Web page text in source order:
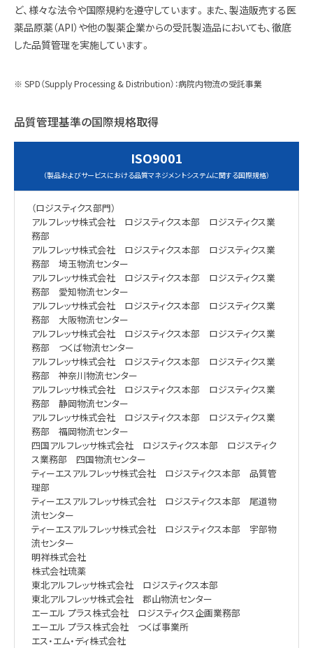
ど、様々な法令や国際規約を遵守しています。また、製造販売する医
薬品原薬（API）や他の製薬企業からの受託製造品においても、徹底
した品質管理を実施しています。
※ SPD（Supply Processing & Distribution）：病院内物流の受託事業
品質管理基準の国際規格取得
ISO9001
（製品およびサービスにおける品質マネジメントシステムに関する国際規格）
（ロジスティクス部門）
アルフレッサ株式会社 ロジスティクス本部 ロジスティクス業
務部
アルフレッサ株式会社 ロジスティクス本部 ロジスティクス業
務部 埼玉物流センター
アルフレッサ株式会社 ロジスティクス本部 ロジスティクス業
務部 愛知物流センター
アルフレッサ株式会社 ロジスティクス本部 ロジスティクス業
務部 大阪物流センター
アルフレッサ株式会社 ロジスティクス本部 ロジスティクス業
務部 つくば物流センター
アルフレッサ株式会社 ロジスティクス本部 ロジスティクス業
務部 神奈川物流センター
アルフレッサ株式会社 ロジスティクス本部 ロジスティクス業
務部 静岡物流センター
アルフレッサ株式会社 ロジスティクス本部 ロジスティクス業
務部 福岡物流センター
四国アルフレッサ株式会社 ロジスティクス本部 ロジスティク
ス業務部 四国物流センター
ティーエスアルフレッサ株式会社 ロジスティクス本部 品質管
理部
ティーエスアルフレッサ株式会社 ロジスティクス本部 尾道物
流センター
ティーエスアルフレッサ株式会社 ロジスティクス本部 宇部物
流センター
明祥株式会社
株式会社琉薬
東北アルフレッサ株式会社 ロジスティクス本部
東北アルフレッサ株式会社 郡山物流センター
エーエル プラス株式会社 ロジスティクス企画業務部
エーエル プラス株式会社 つくば事業所
エス・エム・ディ株式会社